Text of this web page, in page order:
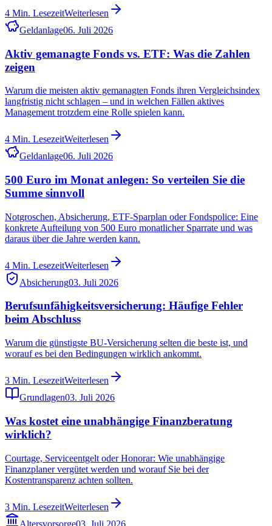
4 Min. LesezeitWeiterlesen
Geldanlage06. Juli 2026
Aktiv gemanagte Fonds vs. ETF: Was die Zahlen
zeigen
Warum die meisten aktiv gemanagten Fonds ihren Vergleichsindex
langfristig nicht schlagen – und in welchen Fällen aktives
Management trotzdem eine Rolle spielen kann.
4 Min. LesezeitWeiterlesen
Geldanlage06. Juli 2026
500 Euro im Monat anlegen: So verteilen Sie die
Summe sinnvoll
Notgroschen, Absicherung, ETF-Sparplan oder Fondspolice: Eine
konkrete Aufteilung von 500 Euro monatlicher Sparrate und was
daraus über die Jahre werden kann.
4 Min. LesezeitWeiterlesen
Absicherung03. Juli 2026
Berufsunfähigkeitsversicherung: Häufige Fehler
beim Abschluss
Warum die günstigste BU-Versicherung selten die beste ist, und
worauf es bei den Bedingungen wirklich ankommt.
3 Min. LesezeitWeiterlesen
Grundlagen03. Juli 2026
Was kostet eine unabhängige Finanzberatung
wirklich?
Courtage, Serviceentgelt oder Honorar: Wie unabhängige
Finanzplaner vergütet werden und worauf Sie bei der
Kostentransparenz achten sollten.
3 Min. LesezeitWeiterlesen
Altersvorsorge03. Juli 2026